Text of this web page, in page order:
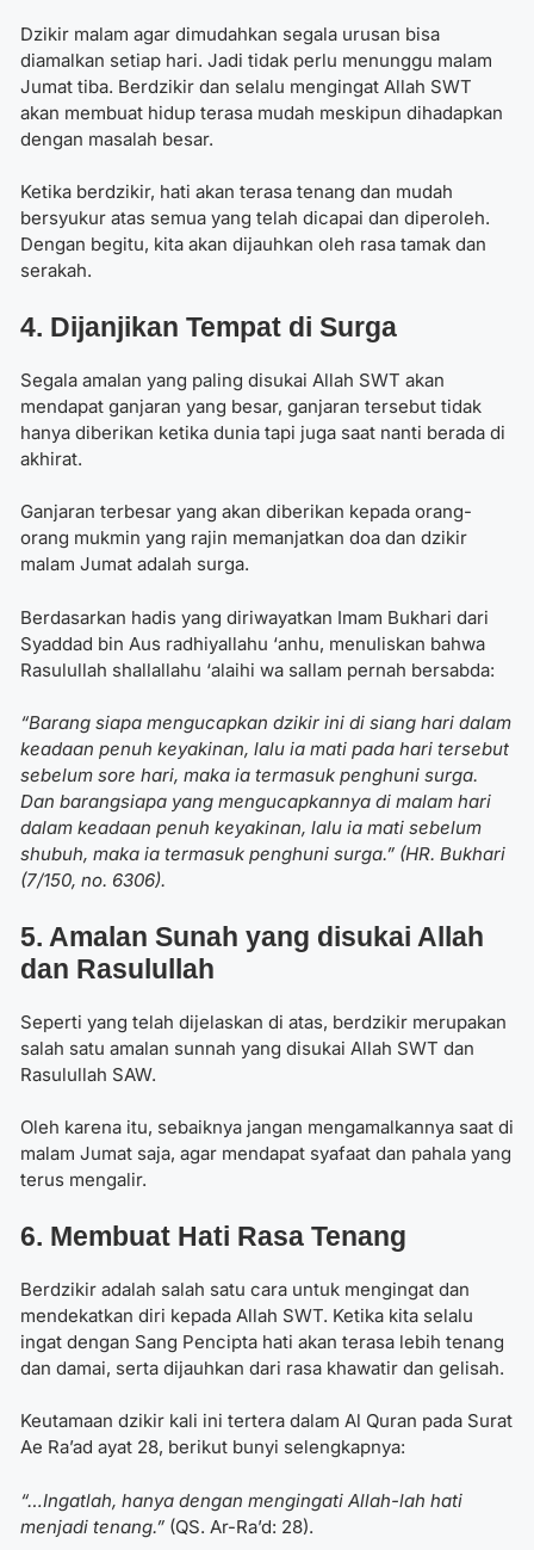
Dzikir malam agar dimudahkan segala urusan bisa
diamalkan setiap hari. Jadi tidak perlu menunggu malam
Jumat tiba. Berdzikir dan selalu mengingat Allah SWT
akan membuat hidup terasa mudah meskipun dihadapkan
dengan masalah besar.
Ketika berdzikir, hati akan terasa tenang dan mudah
bersyukur atas semua yang telah dicapai dan diperoleh.
Dengan begitu, kita akan dijauhkan oleh rasa tamak dan
serakah.
4. Dijanjikan Tempat di Surga
Segala amalan yang paling disukai Allah SWT akan
mendapat ganjaran yang besar, ganjaran tersebut tidak
hanya diberikan ketika dunia tapi juga saat nanti berada di
akhirat.
Ganjaran terbesar yang akan diberikan kepada orang-
orang mukmin yang rajin memanjatkan doa dan dzikir
malam Jumat adalah surga.
Berdasarkan hadis yang diriwayatkan Imam Bukhari dari
Syaddad bin Aus radhiyallahu ‘anhu, menuliskan bahwa
Rasulullah shallallahu ‘alaihi wa sallam pernah bersabda:
“Barang siapa mengucapkan dzikir ini di siang hari dalam
keadaan penuh keyakinan, lalu ia mati pada hari tersebut
sebelum sore hari, maka ia termasuk penghuni surga.
Dan barangsiapa yang mengucapkannya di malam hari
dalam keadaan penuh keyakinan, lalu ia mati sebelum
shubuh, maka ia termasuk penghuni surga.” (HR. Bukhari
(7/150, no. 6306).
5. Amalan Sunah yang disukai Allah
dan Rasulullah
Seperti yang telah dijelaskan di atas, berdzikir merupakan
salah satu amalan sunnah yang disukai Allah SWT dan
Rasulullah SAW.
Oleh karena itu, sebaiknya jangan mengamalkannya saat di
malam Jumat saja, agar mendapat syafaat dan pahala yang
terus mengalir.
6. Membuat Hati Rasa Tenang
Berdzikir adalah salah satu cara untuk mengingat dan
mendekatkan diri kepada Allah SWT. Ketika kita selalu
ingat dengan Sang Pencipta hati akan terasa lebih tenang
dan damai, serta dijauhkan dari rasa khawatir dan gelisah.
Keutamaan dzikir kali ini tertera dalam Al Quran pada Surat
Ae Ra’ad ayat 28, berikut bunyi selengkapnya:
“…Ingatlah, hanya dengan mengingati Allah-lah hati
menjadi tenang.” (QS. Ar-Ra’d: 28).